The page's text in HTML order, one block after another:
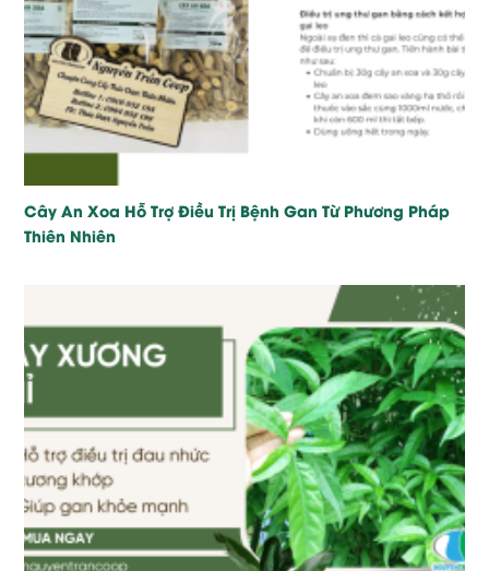
Cây An Xoa Hỗ Trợ Điều Trị Bệnh Gan Từ Phương Pháp
Thiên Nhiên